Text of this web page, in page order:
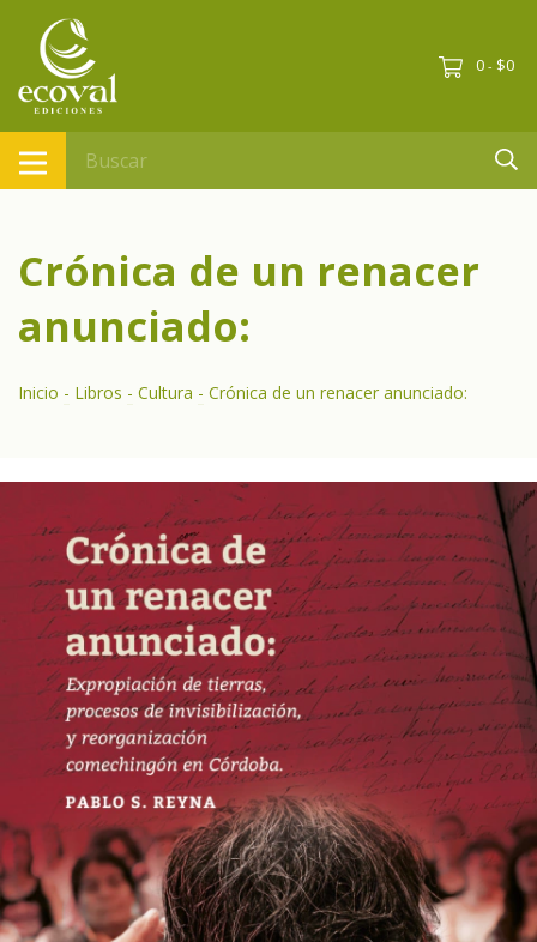
0 - $0
Crónica de un renacer
anunciado:
Inicio - Libros - Cultura - Crónica de un renacer anunciado: